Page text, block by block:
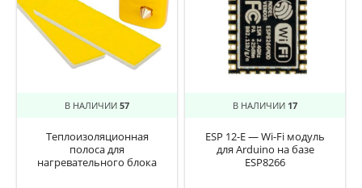
В НАЛИЧИИ 57
Теплоизоляционная
полоса для
нагревательного блока
В НАЛИЧИИ 17
ESP 12-E — Wi-Fi модуль
для Arduino на базе
ESP8266